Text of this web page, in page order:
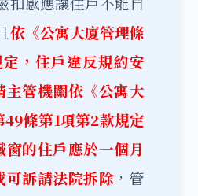
依《公寓大廈管理條
，住戶違反規約安
主管機關依《公寓大
條第1項第2款規定
的住戶應於一個月
可訴請法院拆除 ，管